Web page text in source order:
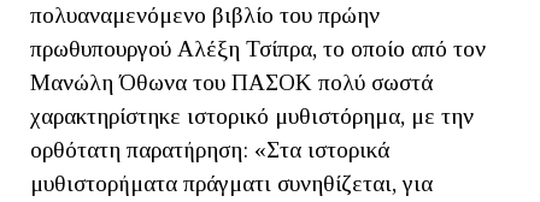
πολυαναμενόμενο βιβλίο του πρώην
πρωθυπουργού Αλέξη Τσίπρα, το οποίο από τον
Μανώλη Όθωνα του ΠΑΣΟΚ πολύ σωστά
χαρακτηρίστηκε ιστορικό μυθιστόρημα, με την
ορθότατη παρατήρηση: «Στα ιστορικά
μυθιστορήματα πράγματι συνηθίζεται, για